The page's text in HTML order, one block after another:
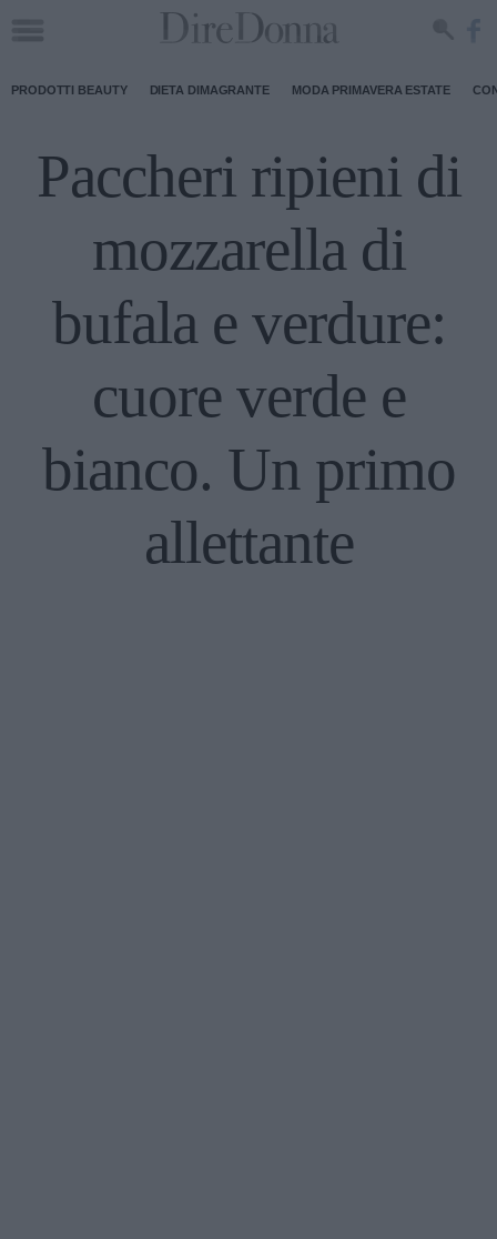
PRODOTTI BEAUTY DIETA DIMAGRANTE MODA PRIMAVERA ESTATE
Paccheri ripieni di
mozzarella di
bufala e verdure:
cuore verde e
bianco. Un primo
allettante